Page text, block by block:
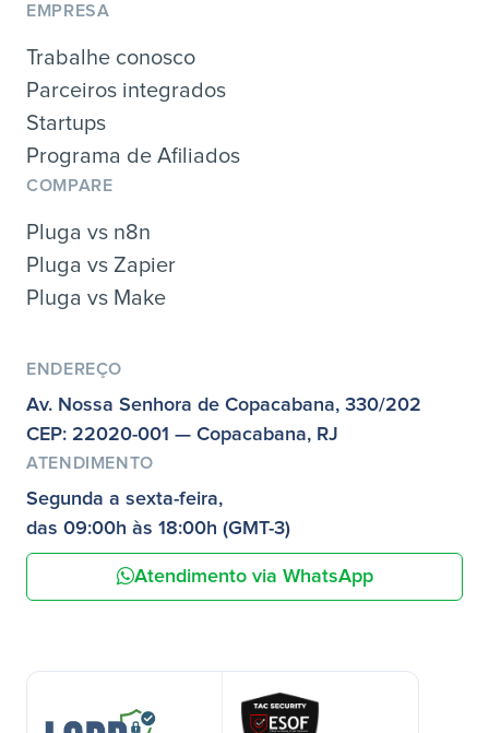
EMPRESA
Trabalhe conosco
Parceiros integrados
Startups
Programa de Afiliados
COMPARE
Pluga vs n8n
Pluga vs Zapier
Pluga vs Make
ENDEREÇO
Av. Nossa Senhora de Copacabana, 330/202
CEP: 22020-001 — Copacabana, RJ
ATENDIMENTO
Segunda a sexta-feira,
das 09:00h às 18:00h (GMT-3)
Atendimento via WhatsApp